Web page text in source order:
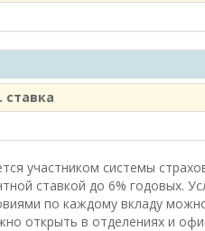
ставка
участником системы
ставкой до 6% годовых.
по каждому вкладу
открыть в отделениях и